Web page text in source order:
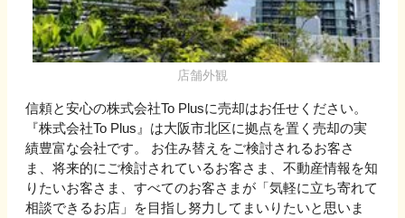
店舗外観
信頼と安心の株式会社To Plusに売却はお任せください。
『株式会社To Plus』は大阪市北区に拠点を置く売却の実
績豊富な会社です。 お住み替えをご検討されるお客さ
ま、将来的にご検討されているお客さま、不動産情報を知
りたいお客さま、すべてのお客さまが「気軽に立ち寄れて
相談できるお店」を目指し努力してまいりたいと思いま